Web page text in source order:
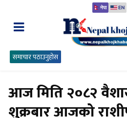
नेपा EN
समाचार पठाउनुहोस
आज मिति २०८२
शुक्रबार आजको